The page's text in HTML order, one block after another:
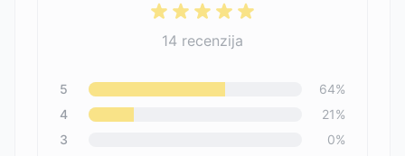
14 recenzija
5 64%
4
21%
3
0%